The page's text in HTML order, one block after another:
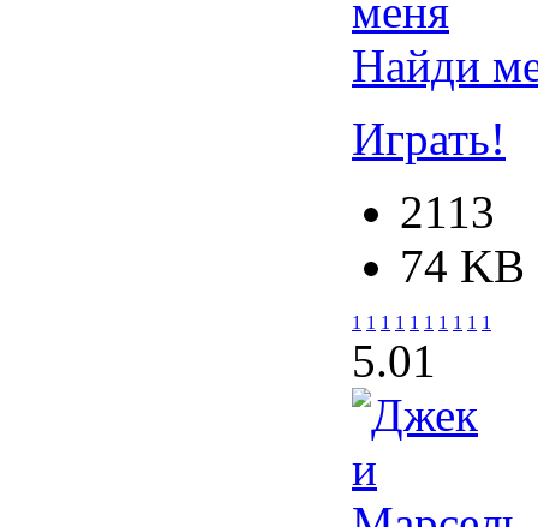
Найди
Играть!
2113
74 KB
1 1 1 1 1 1 1 1 1 1
5.01